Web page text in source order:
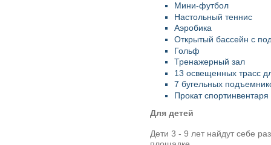
Мини-футбол
Настольный теннис
Аэробика
Открытый бассейн с
Гольф
Тренажерный зал
13 освещенных трасс
7 бугельных
Прокат спортинвентаря
Для детей
Дети 3 - 9 лет найдут себе